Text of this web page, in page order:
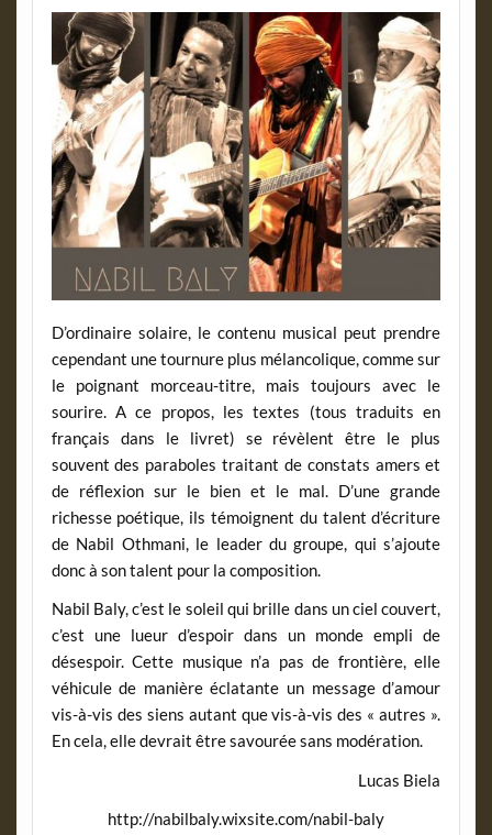
D’ordinaire solaire, le contenu musical peut prendre
cependant une tournure plus mélancolique, comme sur
le poignant morceau-titre, mais toujours avec le
sourire. A ce propos, les textes (tous traduits en
français dans le livret) se révèlent être le plus
souvent des paraboles traitant de constats amers et
de réflexion sur le bien et le mal. D’une grande
richesse poétique, ils témoignent du talent d’écriture
de Nabil Othmani, le leader du groupe, qui s’ajoute
donc à son talent pour la composition.
Nabil Baly, c’est le soleil qui brille dans un ciel couvert,
c’est une lueur d’espoir dans un monde empli de
désespoir. Cette musique n’a pas de frontière, elle
véhicule de manière éclatante un message d’amour
vis-à-vis des siens autant que vis-à-vis des « autres ».
En cela, elle devrait être savourée sans modération.
Lucas Biela
http://nabilbaly.wixsite.com/nabil-baly